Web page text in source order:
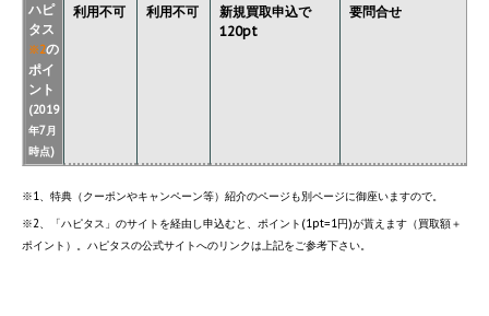
ハピ
タス
※2の
ポイ
ント
(2019
年7月
時点)
利用不可 利用不可
新規買取申込で
120pt
要問合せ
※1、特典（クーポンやキャンペーン等）紹介のページも別ページに御座いますので。
※2、「ハピタス」のサイトを経由し申込むと、ポイント(1pt=1円)が貰えます（買取額＋
ポイント）。ハピタスの公式サイトへのリンクは上記をご参考下さい。